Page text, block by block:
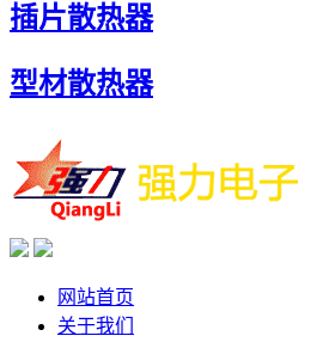
插片散热器
型材散热器
网站首页
关于我们